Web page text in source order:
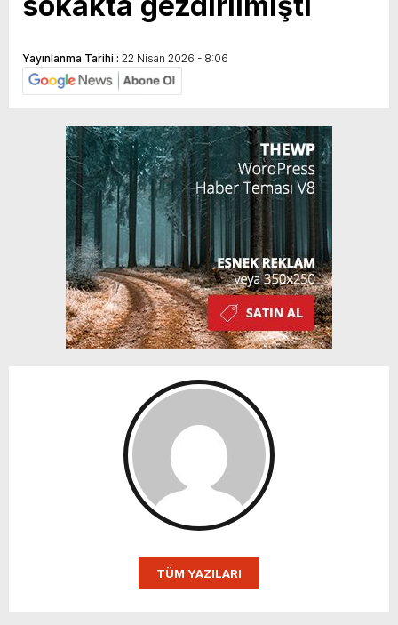
Yayınlanma Tarihi : 22 Nisan 2026 - 8:06
TÜM YAZILARI